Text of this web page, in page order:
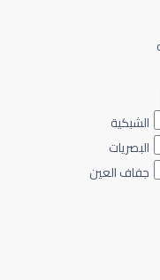
الشبكية
البصريات
جفاف العين